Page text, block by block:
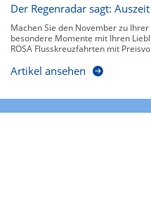
Der Regenradar sagt:
Machen Sie den November zu
besondere Momente mit Ihren
ROSA Flusskreuzfahrten mit
Artikel ansehen